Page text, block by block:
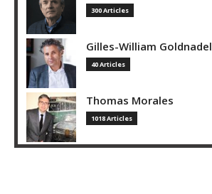
300 Articles
Gilles-William Goldnadel
40 Articles
Thomas Morales
1018 Articles